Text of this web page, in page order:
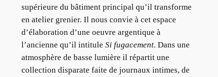
supérieure du bâtiment principal qu’il transforme
en atelier grenier. Il nous convie à cet espace
d’élaboration d’une oeuvre argentique à
l’ancienne qu’il intitule Si fugacement. Dans une
atmosphère de basse lumière il répartit une
collection disparate faite de journaux intimes, de